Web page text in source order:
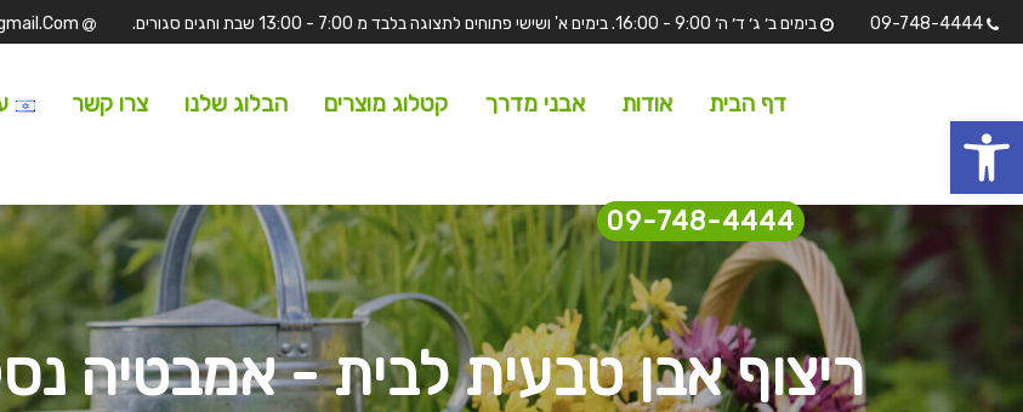
בימים ב׳ ג׳ ד׳ ה׳ 9:00 - 16:00. בימים א' ושישי פתוחים לתצוגה בלבד מ 7:00 - 13:00 שבת וחגים סגורים.
דף הבית אודות אבני מדרך קטלוג מוצרים הבלוג שלנו צרו קשר
09-748-4444
ריצוף אבן טבעית לבית - אמבטיה